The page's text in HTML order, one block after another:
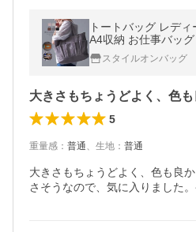
トートバッグ レデ
A4収納 お仕事バッグ
通学 大人 LIZDAYS
スタイルオンバッグ
5
重量感 ： 普通、 生地 ： 普通
大きさもちょうどよく、色も良
さそうなので、気に入りました